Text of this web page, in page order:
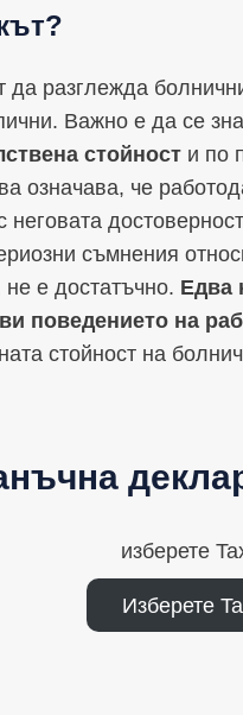
да разглежда
Важно е да се
стойност и по
означава, че
съмнения
е достатъчно. Едва
поведението на
стойност на
изберете
Изберете